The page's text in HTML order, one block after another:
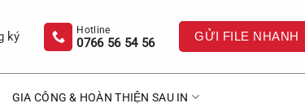
ký 0766 56 54 56 GỬI FILE NHANH
GIA CÔNG & HOÀN THIỆN SAU IN